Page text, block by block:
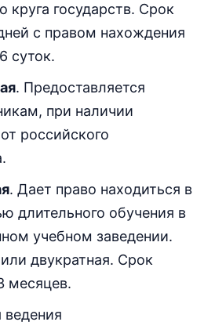
круга государств. Срок
с правом нахождения
суток.
. Предоставляется
при наличии
российского
. Дает право находиться в
длительного обучения в
учебном заведении.
двукратная. Срок
месяцев.
ведения